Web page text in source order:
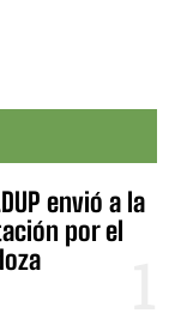
envió a la
por el